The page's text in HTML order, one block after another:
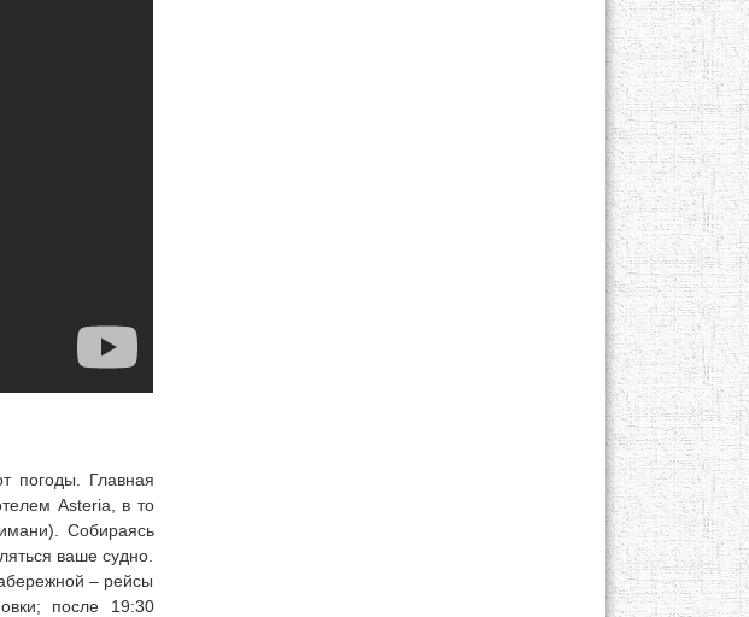
погоды. Главная
Asteria, в то
Собираясь
ваше судно.
– рейсы
после 19:30